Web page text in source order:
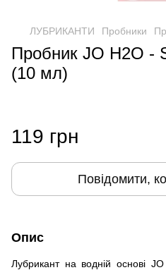
ЛУБРИКАНТИ Пробники
Пробник JO H2O -
(10 мл)
119 грн
Повідомити,
Опис
Лубрикант на водній основі